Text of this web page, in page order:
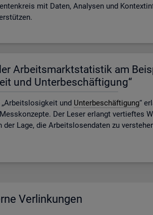
mit Daten, Ana­ly­sen und
Ar­beits­markt­sta­tis­tik am
und Un­ter­be­schäf­ti­gung“
„Ar­beits­lo­sig­keit und Un­ter­be­schäf­ti­gung“
Der Leser er­langt ver­tief­tes
Lage, die Ar­beits­lo­sen­da­ten zu
Verlinkungen